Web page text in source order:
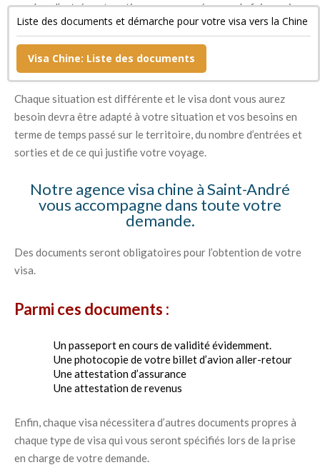
nombre d’entrées et sorties que vous prévoyez de faire mais
aussi des raisons pour lesquelles vous souhaitez vous rendre
en Chine (raisons professionnelles, touristiques, étudiantes
notamment).
Chaque situation est différente et le visa dont vous aurez
besoin devra être adapté à votre situation et vos besoins en
terme de temps passé sur le territoire, du nombre d’entrées et
sorties et de ce qui justifie votre voyage.
Notre agence visa chine à Saint-André
vous accompagne dans toute votre
demande.
Des documents seront obligatoires pour l’obtention de votre
visa.
Parmi ces documents :
Un passeport en cours de validité évidemment.
Une photocopie de votre billet d’avion aller-retour
Une attestation d’assurance
Une attestation de revenus
Enfin, chaque visa nécessitera d’autres documents propres à
chaque type de visa qui vous seront spécifiés lors de la prise
en charge de votre demande.
Liste des documents et démarche pour votre visa vers la Chine
Visa Chine: Liste des documents